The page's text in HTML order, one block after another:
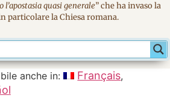
l’apostasia quasi generale” che ha invaso la
particolare la Chiesa romana.
anche in:
Français